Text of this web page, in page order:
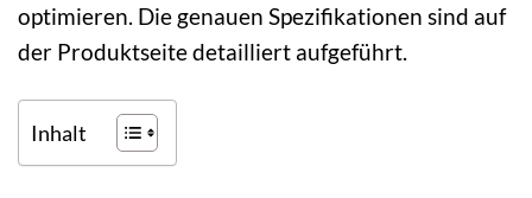
optimieren. Die genauen Spezifikationen sind auf
der Produktseite detailliert aufgeführt.
Inhalt